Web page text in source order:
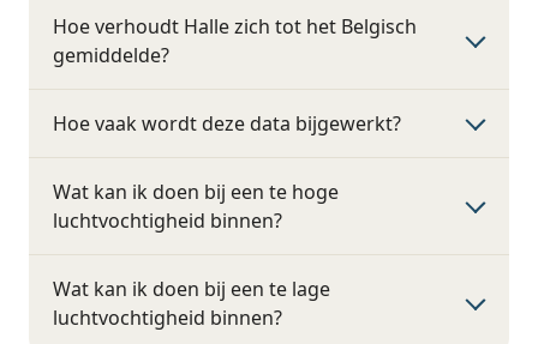
Hoe verhoudt Halle zich tot het Belgisch
gemiddelde?
Hoe vaak wordt deze data bijgewerkt?
Wat kan ik doen bij een te hoge
luchtvochtigheid binnen?
Wat kan ik doen bij een te lage
luchtvochtigheid binnen?